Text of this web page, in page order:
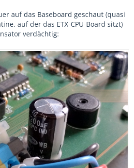
auf das Baseboard geschaut (quasi
auf der das ETX-CPU-Board sitzt)
verdächtig: